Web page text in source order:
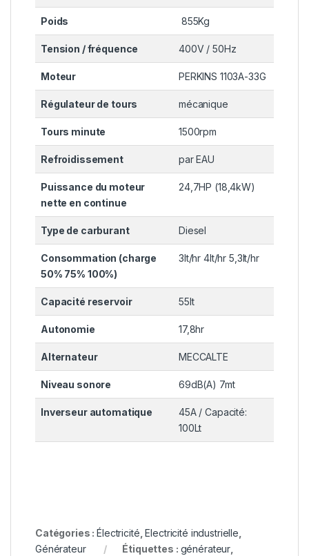
Poids 855Kg
Tension / fréquence 400V / 50Hz
Moteur PERKINS 1103A-33G
Régulateur de tours mécanique
Tours minute 1500rpm
Refroidissement par EAU
Puissance du moteur
nette en continue
24,7HP (18,4kW)
Type de carburant Diesel
Consommation (charge
50% 75% 100%)
3lt/hr 4lt/hr 5,3lt/hr
Capacité reservoir 55lt
Autonomie 17,8hr
Alternateur MECCALTE
Niveau sonore 69dB(A) 7mt
Inverseur automatique
45A / Capacité:
100Lt
Catégories :Électricité ,Electricité industrielle
Générateur
Étiquettes : générateur